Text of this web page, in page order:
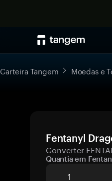
Carteira Tangem Moedas e
Fentanyl
Converter
Quantia em